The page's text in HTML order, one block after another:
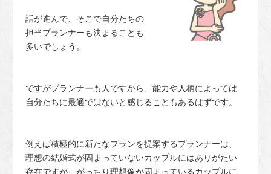
話が進んで、そこで自分たちの
担当プランナーも決まることも
多いでしょう。
ですがプランナーも人ですから、能力や人柄によっては
自分たちに最適ではないと感じることもあるはずです。
例えば積極的に新たなプランを提案するプランナーは、
理想の結婚式が固まっていないカップルにはありがたい
存在ですが、がっちり理想像が固まっているカップルに